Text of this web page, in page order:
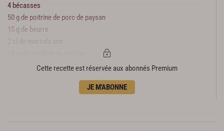
4 bécasses
50 g de poitrine de porc de paysan
15 g de beurre
2 anchois à l’huileCette recette est réservée aux abonnés Premium
JE M'ABONNE